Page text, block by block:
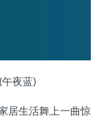
夜蓝)
居生活舞上一曲惊